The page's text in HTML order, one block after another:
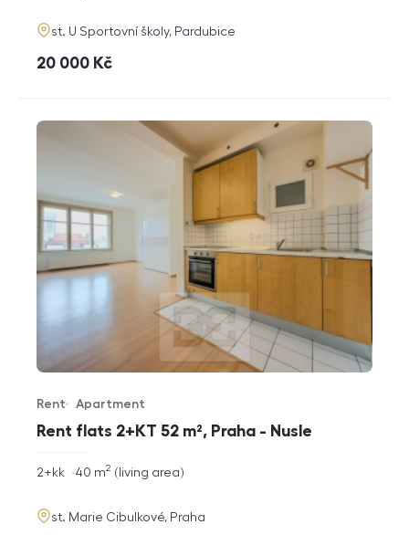
adresa
st. U Sportovní školy, Pardubice
cena
20 000 Kč
Rent flats 2+KT 52 m², Praha - Nusle
Offer type
Rent
Property type
Apartment
rozměry
disposition
2+kk living area
40 m2
adresa
st. Marie Cibulkové, Praha